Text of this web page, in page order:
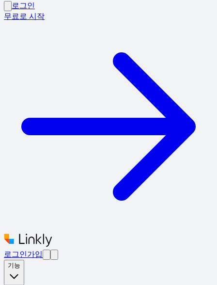
로그인
무료로 시작
로그인가입
기능